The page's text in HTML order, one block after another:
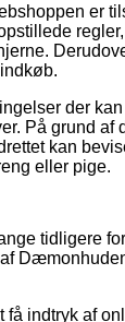
er
der
På grund af
kan
eller pige.
tidligere
indtryk af